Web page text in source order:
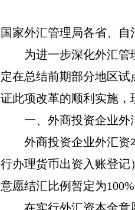
国家外汇管理局各省、
为进一步深化外汇
定在总结前期部分地区
证此项改革的顺利实施，
一、外商投资企业外
外商投资企业外汇资
行办理货币出资入账登
意愿结汇比例暂定为100%